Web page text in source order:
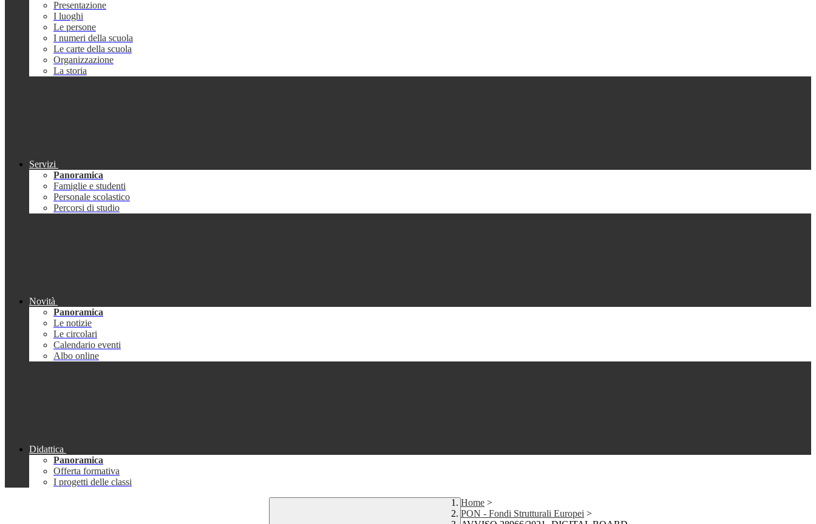
Presentazione
I luoghi
Le persone
I numeri della scuola
Le carte della scuola
Organizzazione
La storia
Servizi
Panoramica
Famiglie e studenti
Personale scolastico
Percorsi di studio
Novità
Panoramica
Le notizie
Le circolari
Calendario eventi
Albo online
Didattica
Panoramica
Offerta formativa
I progetti delle classi
Home >
PON - Fondi Strutturali Europei >